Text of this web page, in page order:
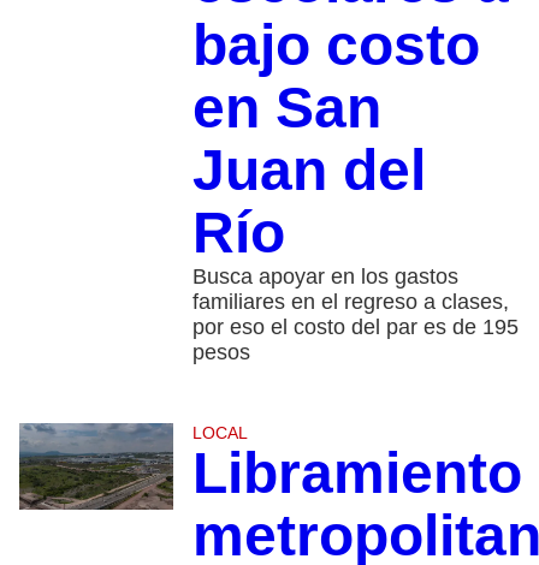
bajo costo
en San
Juan del
Río
Busca apoyar en los gastos
familiares en el regreso a clases,
por eso el costo del par es de 195
pesos
LOCAL
Libramiento